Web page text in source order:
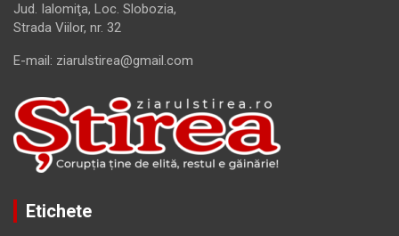
Jud. Ialomiţa, Loc. Slobozia,
Strada Viilor, nr. 32
E-mail: ziarulstirea@gmail.com
Etichete